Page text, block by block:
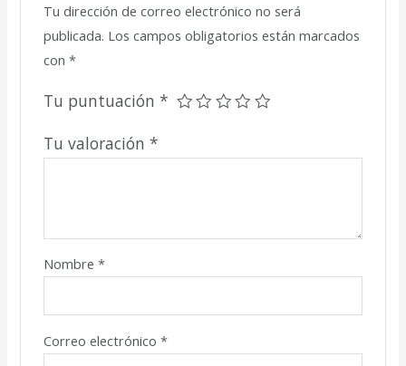
Tu dirección de correo electrónico no será
publicada. Los campos obligatorios están marcados
con *
Tu puntuación *
Tu valoración *
Nombre *
Correo electrónico *